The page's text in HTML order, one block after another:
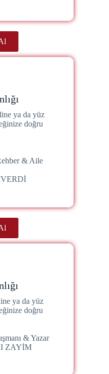
ya da yüz
doğru
& Aile
ya da yüz
doğru
& Yazar
ZAYİM